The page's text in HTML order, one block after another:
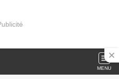
MENU